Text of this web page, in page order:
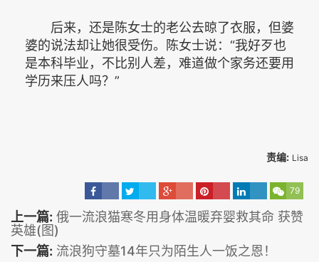
后来，还是陈女士的老公去晾了衣服，但婆
婆的说法却让她很受伤。陈女士说：“我好歹也
是本科毕业，不比别人差，难道做个家务还要用
学历来压人吗？”
责编: Lisa
79
上一篇: 俄一流浪猫寒冬用身体温暖弃婴救其命 获赞
英雄(图)
下一篇: 流浪狗守墓14年只为陌生人一饭之恩！